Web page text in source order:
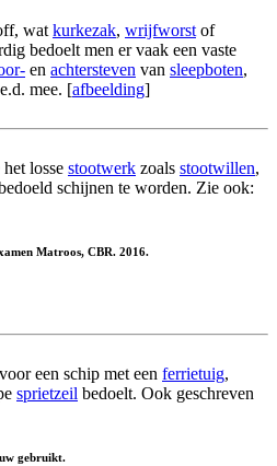
watkurkezak, wrijfworstof
bedoelt men er vaak een vaste
en achtersteven van sleepboten,
e.d. mee. [afbeelding]
losse stootwerk zoals stootwillen,
schijnen te worden. Zie ook:
Matroos, CBR. 2016.
een schip met een ferrietuig,
sprietzeil bedoelt. Ook geschreven
gebruikt.